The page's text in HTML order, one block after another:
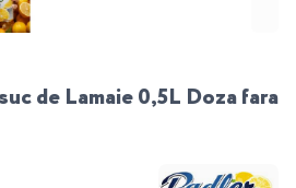
de Lamaie 0,5L Doza fara